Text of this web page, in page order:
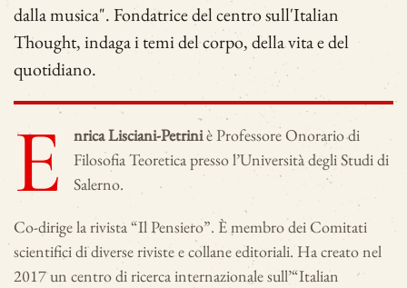
dalla musica". Fondatrice del centro sull'Italian
Thought, indaga i temi del corpo, della vita e del
quotidiano.
E nrica Lisciani-Petriniè Professore Onorario di
Filosofia Teoretica presso l’Università degli Studi di
Salerno.
Co-dirige la rivista “Il Pensiero”. È membro dei Comitati
scientifici di diverse riviste e collane editoriali. Ha creato nel
2017 un centro di ricerca internazionale sull’“Italian